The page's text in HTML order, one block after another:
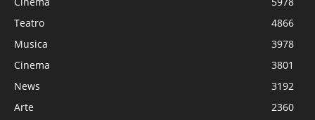
Teatro
4866
Musica
3978
Cinema
3801
News
3192
Arte
2360